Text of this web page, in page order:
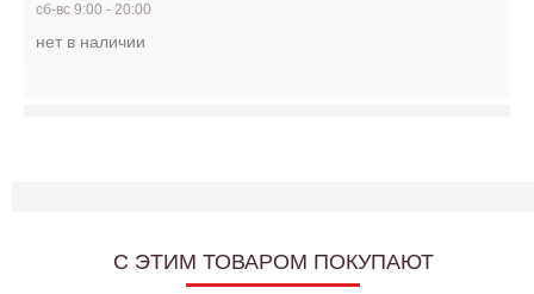
сб-вс 9:00 - 20:00
нет в наличии
C ЭТИМ ТОВАРОМ ПОКУПАЮТ